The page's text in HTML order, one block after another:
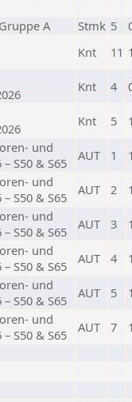
A Stmk 5
Knt 11
Knt 4
Knt 5
und
S50 & S65
AUT 1
und
S50 & S65
AUT 2
und
S50 & S65
AUT 3
und
S50 & S65
AUT 4
und
S50 & S65
AUT 5
und
S50 & S65
AUT 7